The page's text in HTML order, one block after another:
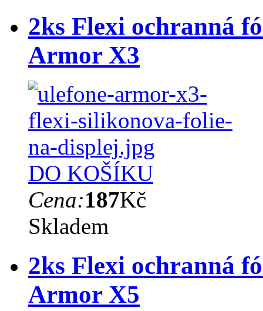
2ks Flexi ochranná
Armor X3
DO KOŠÍKU
Cena:187Kč
Skladem
2ks Flexi ochranná
Armor X5